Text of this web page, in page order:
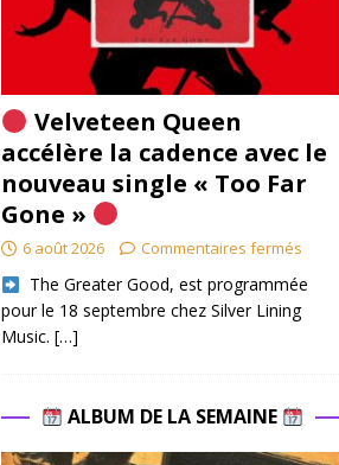
Velveteen Queen
accélère la cadence avec le
nouveau single « Too Far
Gone »
6 août 2026 Commentaires fermés
​ The Greater Good, est programmée
pour le 18 septembre chez Silver Lining
Music. […]
ALBUM DE LA SEMAINE